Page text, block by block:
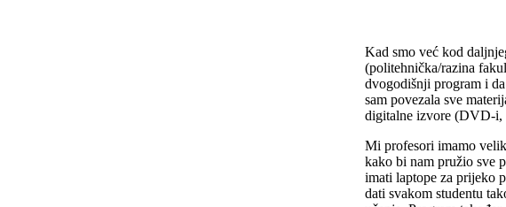
Kad smo već kod
(politehnička/razina
dvogodišnji program i
sam povezala sve
digitalne izvore (DVD-i,
Mi profesori imamo
kako bi nam pružio sve
imati laptope za prijeko
dati svakom studentu